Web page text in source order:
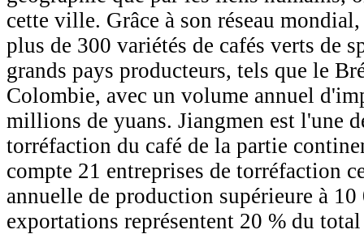
cette ville. Grâce à son réseau
plus de 300 variétés de cafés verts de
grands pays producteurs, tels que le
Colombie, avec un volume annuel
millions de yuans. Jiangmen est l'une
torréfaction du café de la partie
compte 21 entreprises de torréfaction
annuelle de production supérieure à
exportations représentent 20 % du